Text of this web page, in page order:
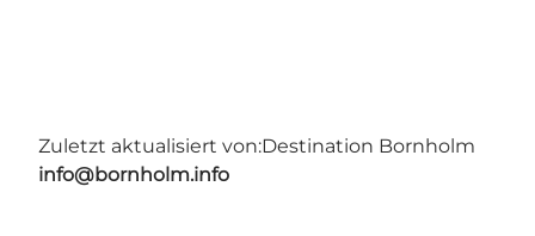
Zuletzt aktualisiert von:Destination Bornholm
info@bornholm.info